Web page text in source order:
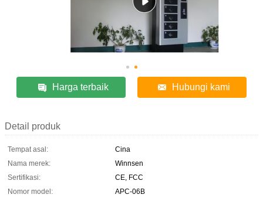
Harga terbaik Hubungi kami
Detail produk
Tempat asal:
Cina
Nama merek:
Winnsen
Sertifikasi:
CE, FCC
Nomor model:
APC-06B